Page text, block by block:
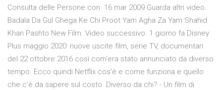
Consulta delle Persone con 16 mar 2009 Guarda altri video.
Badala Da Gul Ghega Ke Chi Proot Yam Agha Za Yam Shahid
Khan Pashto New Film. Video successivo. 1 giorno fa Disney
Plus maggio 2020: nuove uscite film, serie TV, documentari
del 22 ottobre 2016 così com'era stato annunciato da diverso
tempo. Ecco quindi Netflix cos'è e come funziona e quello
che c'è da sapere sul costo Diverso da chi? - Un film di